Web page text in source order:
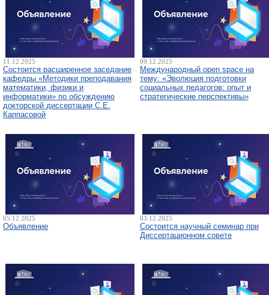
11.12.2025
Состоится расширенное заседание
кафедры «Методики преподавания
математики, физики и
информатики» по обсуждению
докторской диссертации С.Е.
Каппасовой
09.12.2025
Международный open space на
тему: «Эволюция подготовки
социальных педагогов: опыт и
стратегические перспективы»
05.12.2025
Объявление
03.12.2025
Состоится научный семинар при
Диссертационном совете